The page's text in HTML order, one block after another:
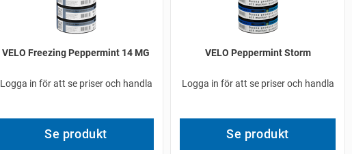
VELO Freezing Peppermint 14 MG
Logga in för att se priser och handla
Se produkt
VELO Peppermint Storm
Logga in för att se priser och handla
Se produkt